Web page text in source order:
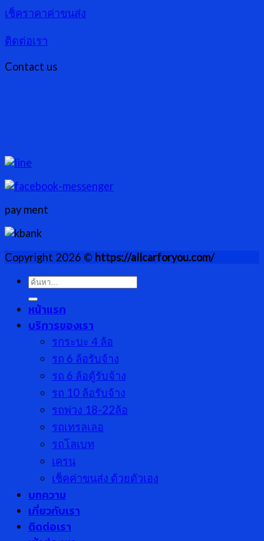
เช็คราคาค่าขนส่ง
ติดต่อเรา
Contact us
pay ment
Copyright 2026 © https://allcarforyou.com/
ค้นหา:
หน้าแรก
บริการของเรา
รกระบะ 4 ล้อ
รถ 6 ล้อรับจ้าง
รถ 6 ล้อตู้รับจ้าง
รถ 10 ล้อรับจ้าง
รถพ่วง 18-22ล้อ
รถเทรลเลอ
รถโลเบท
เครน
เช็คค่าขนส่ง ด้วยตัวเอง
บทความ
เกี่ยวกับเรา
ติดต่อเรา